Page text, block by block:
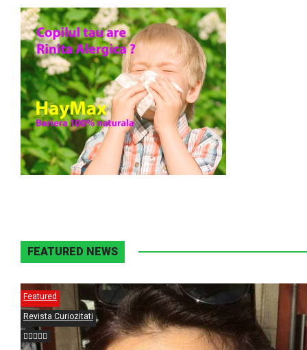
FEATURED NEWS
Featured
Revista Curiozitati